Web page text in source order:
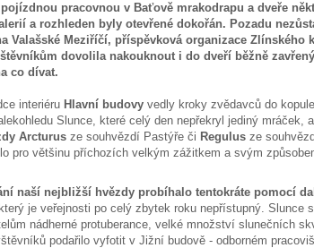
pracovnou v Baťově mrakodrapu a dveře
a rozhleden byly otevřené dokořán. Pozadu
Valašské Meziříčí, příspěvková organizace Zlínského
dovolila nakouknout i do dveří běžně
co dívat.
interiéru Hlavní budovy vedly kroky zvědavců do
Slunce, které celý den nepřekryl jediný mráček,
Arcturus ze souhvězdí Pastýře či Regulus ze
pro většinu příchozích velkým zážitkem a svým
naší nejbližší hvězdy probíhalo tentokráte pomocí
je veřejnosti po celý zbytek roku nepřístupný. Slunce
nádherné protuberance, velké množství slunečních
podařilo vyfotit v Jižní budově - odborném